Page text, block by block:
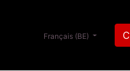
Français (BE)